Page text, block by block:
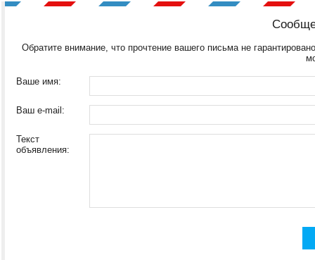
Обратите внимание, что прочтение вашего письма не
Ваше имя:
Ваш e-mail:
Текст
объявления: